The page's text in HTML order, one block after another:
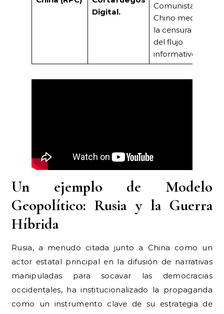
Digital.
Comunista
Chino mediante
la censura total
del flujo
informativo.
Un ejemplo de Modelo
Geopolítico: Rusia y la Guerra
Híbrida
Rusia, a menudo citada junto a China como un
actor estatal principal en la difusión de narrativas
manipuladas para socavar las democracias
occidentales, ha institucionalizado la propaganda
como un instrumento clave de su estrategia de